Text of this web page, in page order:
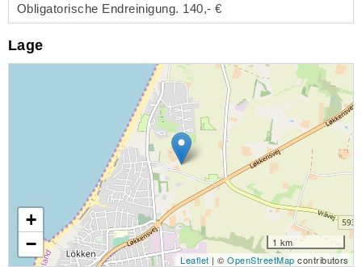
Obligatorische Endreinigung. 140,- €
Lage
+
−
1 km
Leaflet | ©OpenStreetMap contributors